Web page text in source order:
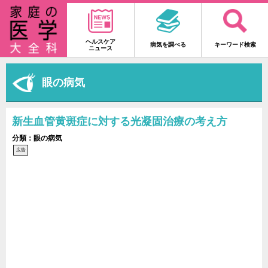
ヘルスケア
ニュース
病気を調べる キーワード検索
眼の病気
新生血管黄斑症に対する光凝固治療の考え方
分類：眼の病気
広告